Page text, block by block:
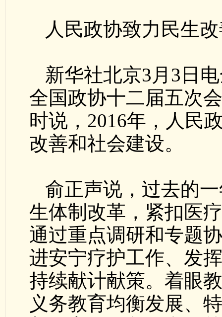
人民政协致力民生
新华社北京3月3日
全国政协十二届五次
时说，2016年，人民
改善和社会建设。
俞正声说，过去的
生体制改革，紧扣医
通过重点调研和专题
进安宁疗护工作、发
持续献计献策。着眼
义务教育均衡发展、